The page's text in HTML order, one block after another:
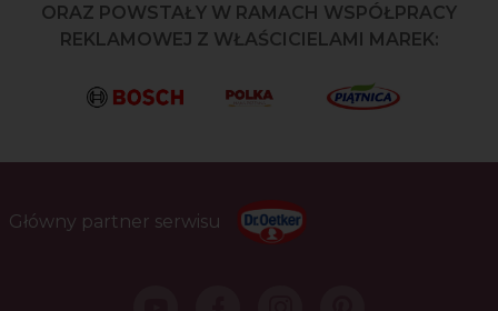
ORAZ POWSTAŁY W RAMACH WSPÓŁPRACY
REKLAMOWEJ Z WŁAŚCICIELAMI MAREK:
Główny partner serwisu